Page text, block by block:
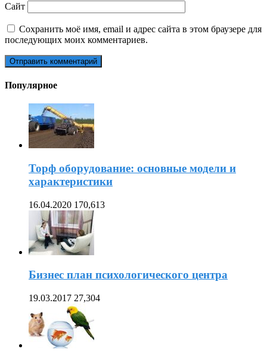
Сайт
Сохранить моё имя, email и адрес сайта в этом браузере для
последующих моих комментариев.
Популярное
Торф оборудование: основные модели и
характеристики
16.04.2020 170,613
Бизнес план психологического центра
19.03.2017 27,304